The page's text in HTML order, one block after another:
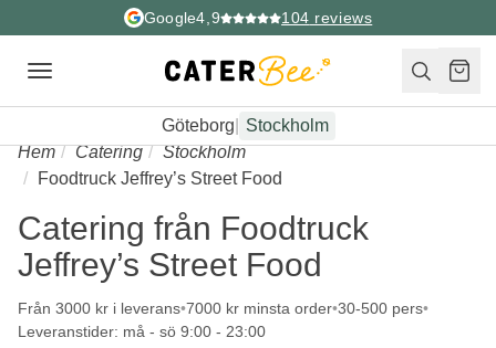
Google4,9 104 reviews
Toggle
Göteborg
Stockholm
Hem
Catering
Stockholm
Foodtruck Jeffrey’s Street Food
Catering från Foodtruck
Jeffrey’s Street Food
Från 3000 kr i leverans 7000 kr minsta order 30-500 pers
Leveranstider: må - sö 9:00 - 23:00